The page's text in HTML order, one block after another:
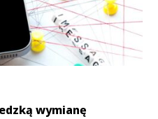
wymianę